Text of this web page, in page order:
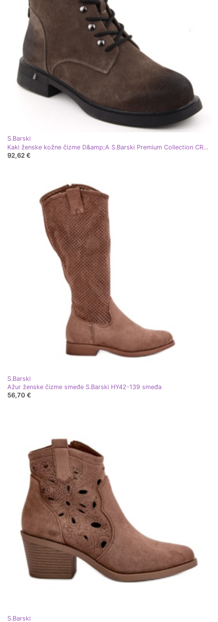
S.Barski
Kaki ženske kožne čizme D&amp;A S.Barski Premium Collection CR42-158 smeđa
92,62 €
S.Barski
Ažur ženske čizme smeđe S.Barski HY42-139 smeđa
56,70 €
S.Barski